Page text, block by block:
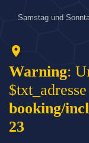
Samstag und
location_on
Warning:
booking/
23